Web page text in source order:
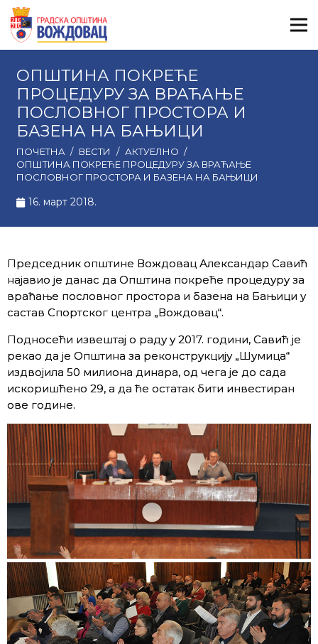
ОПШТИНА ПОКРЕЋЕ
ПРОЦЕДУРУ ЗА ВРАЋАЊЕ
ПОСЛОВНОГ ПРОСТОРА И
БАЗЕНА НА БАЊИЦИ
ПОЧЕТНА / ВЕСТИ / АКТУЕЛНО /
ОПШТИНА ПОКРЕЋЕ ПРОЦЕДУРУ ЗА ВРАЋАЊЕ
ПОСЛОВНОГ ПРОСТОРА И БАЗЕНА НА БАЊИЦИ
16. март 2018.
Председник општине Вождовац Александар Савић
најавио је данас да Oпштина покреће процедуру за
враћање пословног простора и базена на Бањици у
састав Спортског центра „Вождовац“.
Подносећи извештај о раду у 2017. години, Савић је
рекао да је Општина за реконструкцију „Шумица“
издвојила 50 милиона динара, од чега је до сада
искоришћено 29, а да ће остатак бити инвестиран
ове године.